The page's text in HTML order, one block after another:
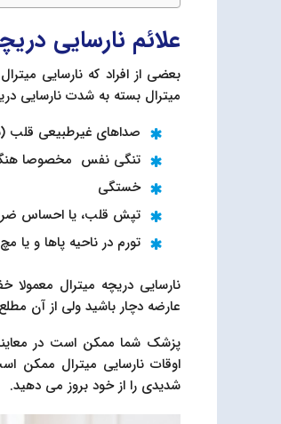
علائم نارسایی
بعضی از افراد که نارسایی
میترال بسته به شدت نارسایی
صداهای غیرطبیعی قلب
تنگی نفس مخصوصا
خستگی
تپش قلب، یا احساس
تورم در ناحیه پاها و یا
نارسایی دریچه میترال
عارضه دچار باشید ولی از آن
پزشک شما ممکن است در
اوقات نارسایی میترال ممکن
شدیدی را از خود بروز می دهید.